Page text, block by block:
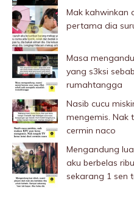
Mak kahwinkan
pertama dia
Masa
yang s3ksi
rumahtangga
Nasib cucu
mengemis. Nak
cermin naco
Mengandung
aku berbelas
sekarang 1 sen